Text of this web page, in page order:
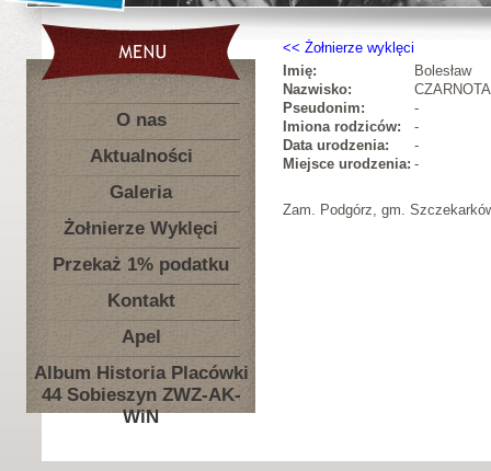
O nas
Aktualności
Galeria
Żołnierze Wyklęci
Przekaż 1% podatku
Kontakt
Apel
Album Historia Placówki
44 Sobieszyn ZWZ-AK-
WiN
Żołnierze wyklęci
Imię:
Bolesław
Nazwisko:
CZARNOTA
Pseudonim:
-
Imiona rodziców:
-
Data urodzenia:
-
Miejsce urodzenia: -
Zam. Podgórz, gm.